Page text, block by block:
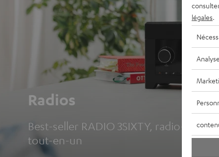
Radios
Best-seller RADIO 3SIXTY, radio-
tout-en-un
légales